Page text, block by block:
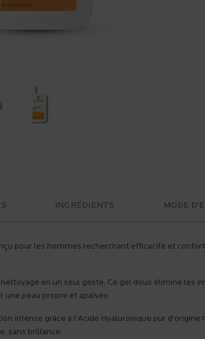
INGRÉDIENTS MODE
pour les hommes recherchant efficacité et
en un seul geste. Ce gel doux élimine les
une peau propre et apaisée.
intense grâce à l'Acide Hyaluronique pur
sans brillance.